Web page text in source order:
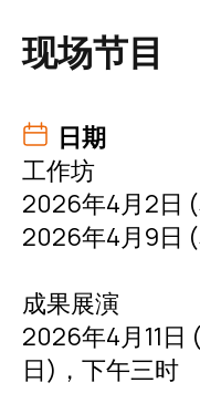
现场节目
日期
工作坊
2026年4月2日
2026年4月9日
成果展演
2026年4月11日
日)，下午三时